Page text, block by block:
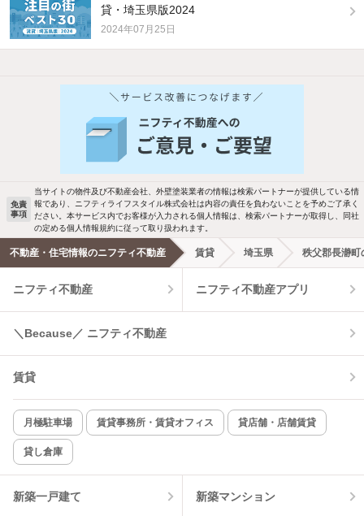
貸・埼玉県版2024
2024年07月25日
バス・トイレ別 2階以上
洗濯機置場あり 独立洗面台
エアコンあり 都市ガス
温水洗浄便座 オートロック
コンロ2口以上
新着のみ インターネット無料
該当件数:
1件
免責
事項
当サイトの物件及び不動産会社、外壁塗装業者の情報は検索パートナーが提供している情
報であり、ニフティライフスタイル株式会社は内容の責任を負わないことを予めご了承く
ださい。本サービス内でお客様が入力される個人情報は、検索パートナーが取得し、同社
の定める個人情報規約に従って取り扱われます。
不動産・住宅情報のニフティ不動産 賃貸 埼玉県 秩父郡長瀞町
ニフティ不動産 ニフティ不動産アプリ
＼Because／ ニフティ不動産
賃貸
月極駐車場 賃貸事務所・賃貸オフィス 貸店舗・店舗賃貸
貸し倉庫
新築一戸建て 新築マンション